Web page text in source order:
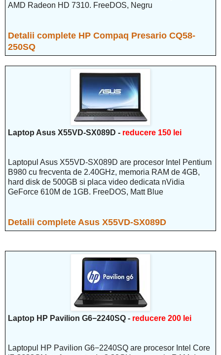
AMD Radeon HD 7310. FreeDOS, Negru
Detalii complete HP Compaq Presario CQ58-
250SQ
Laptop Asus X55VD-SX089D - reducere 150 lei
Laptopul Asus X55VD-SX089D are procesor Intel Pentium
B980 cu frecventa de 2.40GHz, memoria RAM de 4GB,
hard disk de 500GB si placa video dedicata nVidia
GeForce 610M de 1GB. FreeDOS, Matt Blue
Detalii complete Asus X55VD-SX089D
Laptop HP Pavilion G6−2240SQ - reducere 200 lei
Laptopul HP Pavilion G6−2240SQ are procesor Intel Core